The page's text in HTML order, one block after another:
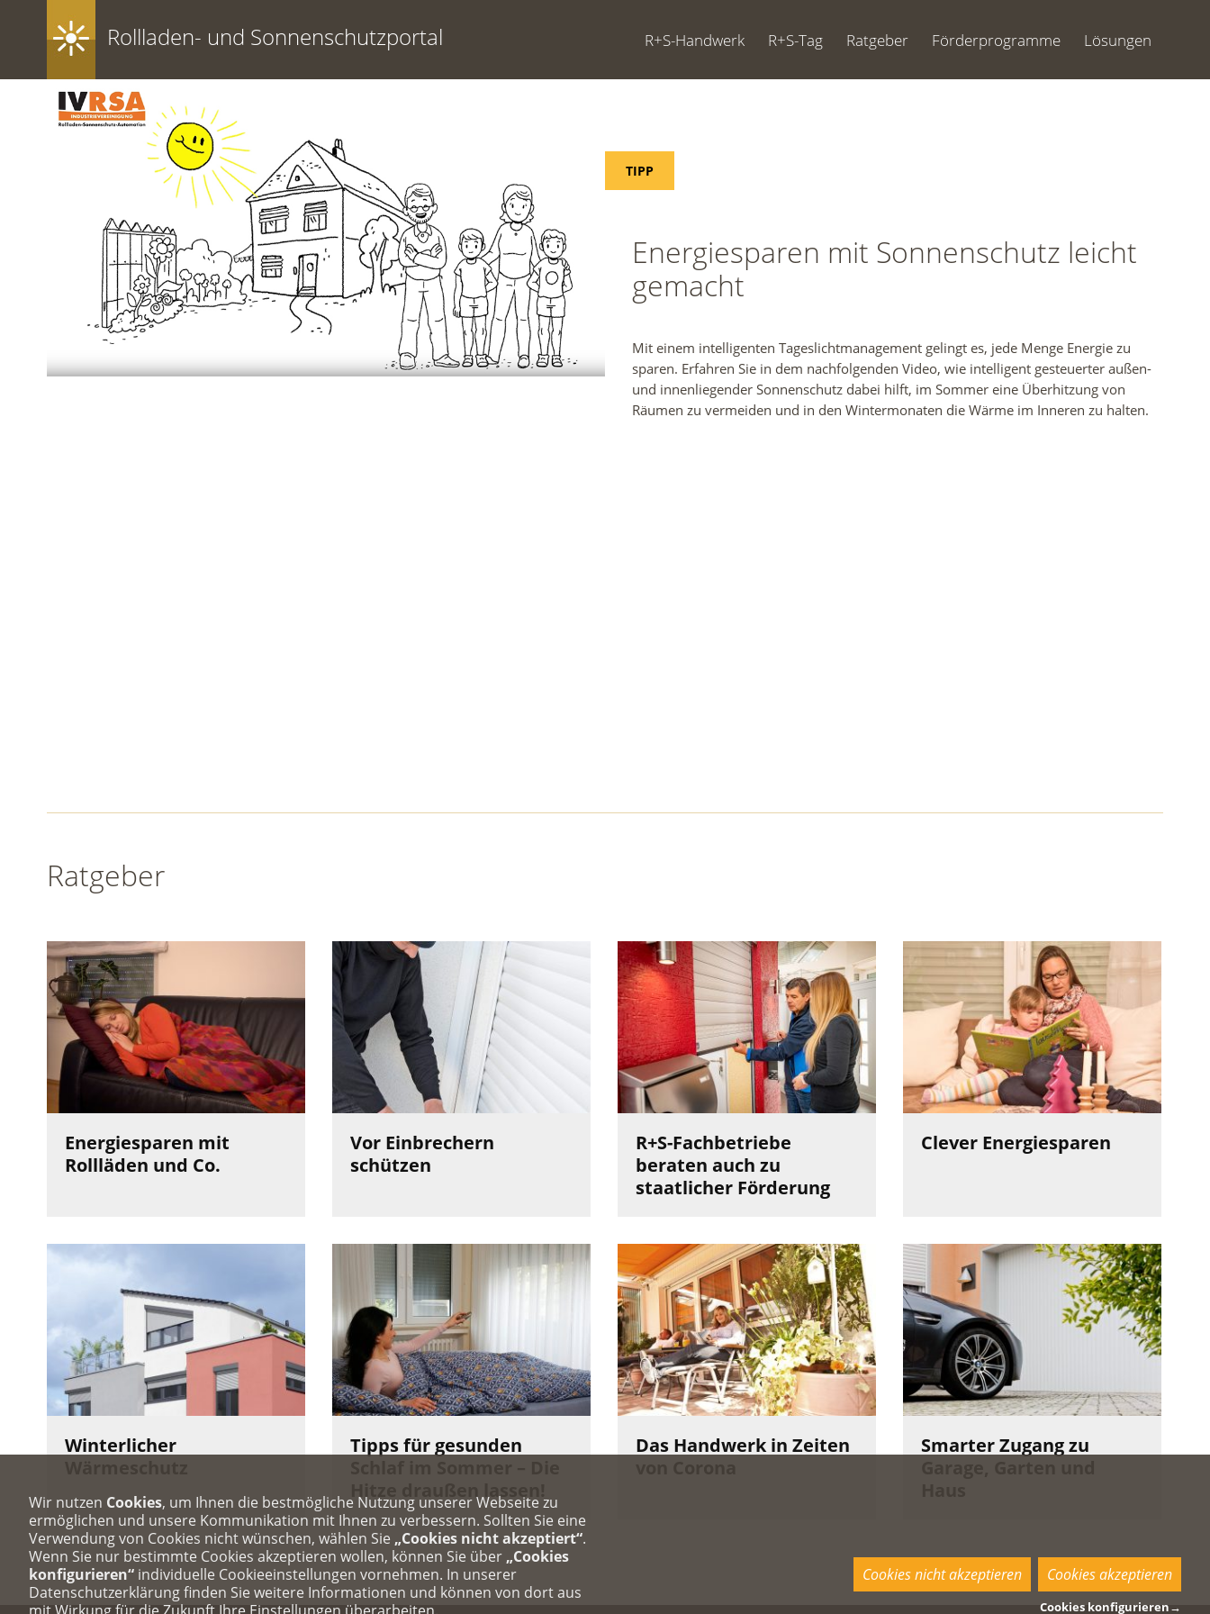
Rollladen- und Sonnenschutzportal R+S-Handwerk R+S-Tag Ratgeber Förderprogramme Lösungen
TIPP
Energiesparen mit Sonnenschutz leicht
gemacht
Mit einem intelligenten Tageslichtmanagement gelingt es, jede Menge Energie zu
sparen. Erfahren Sie in dem nachfolgenden Video, wie intelligent gesteuerter außen-
und innenliegender Sonnenschutz dabei hilft, im Sommer eine Überhitzung von
Räumen zu vermeiden und in den Wintermonaten die Wärme im Inneren zu halten.
Ratgeber
Energiesparen mit
Rollläden und Co.
Vor Einbrechern
schützen
R+S-Fachbetriebe
beraten auch zu
staatlicher Förderung
Clever Energiesparen
Winterlicher
Tipps für gesunden
Hitze draußen lassen!
Das Handwerk in Zeiten
Smarter Zugang zu
Wir nutzen Cookies, um Ihnen die bestmögliche Nutzung unserer Webseite zu
ermöglichen und unsere Kommunikation mit Ihnen zu verbessern. Sollten Sie eine
Verwendung von Cookies nicht wünschen, wählen Sie „Cookies nicht akzeptiert“.
Wenn Sie nur bestimmte Cookies akzeptieren wollen, können Sie über „Cookies
konfigurieren“ individuelle Cookieeinstellungen vornehmen. In unserer
Datenschutzerklärung finden Sie weitere Informationen und können von dort aus
Cookies nicht akzeptieren Cookies akzeptieren
Cookies konfigurieren→